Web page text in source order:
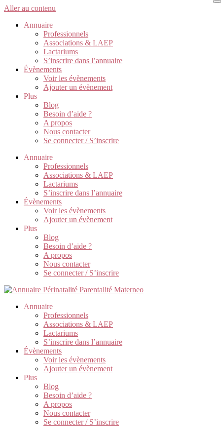
Aller au contenu
Annuaire
Professionnels
Associations & LAEP
Lactariums
S’inscrire dans l’annuaire
Évènements
Voir les évènements
Ajouter un évènement
Plus
Blog
Besoin d’aide ?
A propos
Nous contacter
Se connecter / S’inscrire
Annuaire
Professionnels
Associations & LAEP
Lactariums
S’inscrire dans l’annuaire
Évènements
Voir les évènements
Ajouter un évènement
Plus
Blog
Besoin d’aide ?
A propos
Nous contacter
Se connecter / S’inscrire
Annuaire
Professionnels
Associations & LAEP
Lactariums
S’inscrire dans l’annuaire
Évènements
Voir les évènements
Ajouter un évènement
Plus
Blog
Besoin d’aide ?
A propos
Nous contacter
Se connecter / S’inscrire